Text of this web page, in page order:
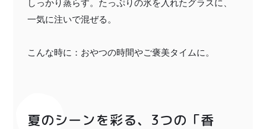
しっかり蒸らす。たっぷりの氷を入れたグラスに、
一気に注いで混ぜる。
こんな時に：おやつの時間やご褒美タイムに。
夏のシーンを彩る、3つの「香